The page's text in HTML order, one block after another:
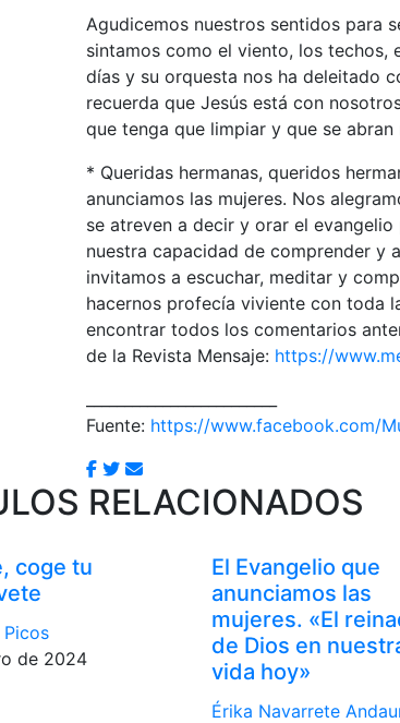
Agudicemos nuestros sentidos para
sintamos como el viento, los techos,
días y su orquesta nos ha deleitado
recuerda que Jesús está con
que tenga que limpiar y que se
* Queridas hermanas, queridos
anunciamos las mujeres. Nos
se atreven a decir y orar el
nuestra capacidad de comprender y
invitamos a escuchar, meditar y
hacernos profecía viviente con toda
encontrar todos los comentarios
de la Revista Mensaje: https://
Fuente: https://www.facebook.com/
RELACIONADOS
coge tu
de 2024
El Evangelio que
anunciamos las
mujeres. «El
de Dios en
vida hoy»
Érika Navarrete